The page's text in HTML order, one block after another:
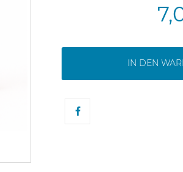
IN DEN